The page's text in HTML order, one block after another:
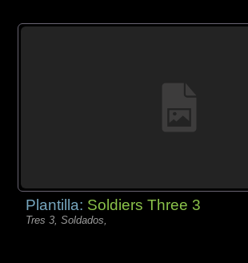
Plantilla: Soldiers Three 3
Tres 3, Soldados,